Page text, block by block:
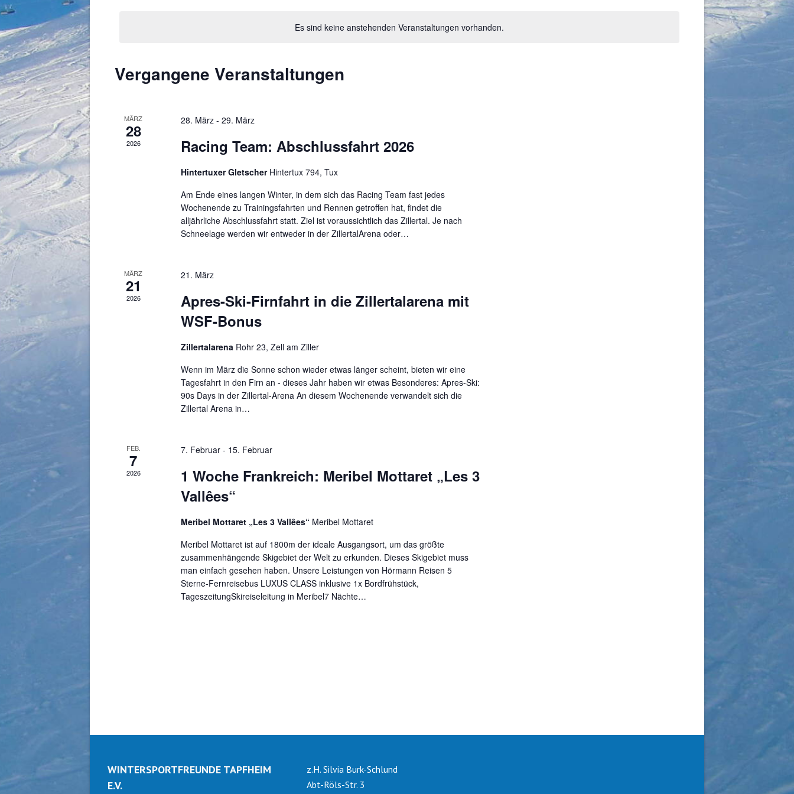
Es sind keine anstehenden Veranstaltungen vorhanden.
Navigation
Vergangene Veranstaltungen
MÄRZ
28
2026
28. März- 29. März
Racing Team: Abschlussfahrt 2026
Hintertuxer Gletscher Hintertux 794, Tux
Am Ende eines langen Winter, in dem sich das Racing Team fast jedes
Wochenende zu Trainingsfahrten und Rennen getroffen hat, findet die
alljährliche Abschlussfahrt statt. Ziel ist voraussichtlich das Zillertal. Je nach
Schneelage werden wir entweder in der ZillertalArena oder…
MÄRZ
21
2026
21. März
Apres-Ski-Firnfahrt in die Zillertalarena mit
WSF-Bonus
Zillertalarena Rohr 23, Zell am Ziller
Wenn im März die Sonne schon wieder etwas länger scheint, bieten wir eine
Tagesfahrt in den Firn an - dieses Jahr haben wir etwas Besonderes: Apres-Ski:
90s Days in der Zillertal-Arena An diesem Wochenende verwandelt sich die
Zillertal Arena in…
FEB.
7
2026
7. Februar- 15. Februar
1 Woche Frankreich: Meribel Mottaret „Les 3
Vallêes“
Meribel Mottaret „Les 3 Vallêes“ Meribel Mottaret
Meribel Mottaret ist auf 1800m der ideale Ausgangsort, um das größte
zusammenhängende Skigebiet der Welt zu erkunden. Dieses Skigebiet muss
man einfach gesehen haben. Unsere Leistungen von Hörmann Reisen 5
Sterne-Fernreisebus LUXUS CLASS inklusive 1x Bordfrühstück,
TageszeitungSkireiseleitung in Meribel7 Nächte…
WINTERSPORTFREUNDE TAPFHEIM
E.V.
z.H. Silvia Burk-Schlund
Abt-Röls-Str. 3